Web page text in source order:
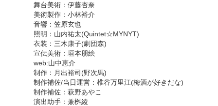
舞台美術：伊藤杏奈
美術製作：小林裕介
音響：笠原玄也
照明：山内祐太(Quintet☆MYNYT)
衣装：三木康子(劇団森)
宣伝美術：垣本朋絵
web:山中恵介
制作：月出裕司(野次馬)
制作補佐/当日運営：椎谷万里江(梅酒が好きだな)
制作補佐：萩野あやこ
演出助手：兼桝綾